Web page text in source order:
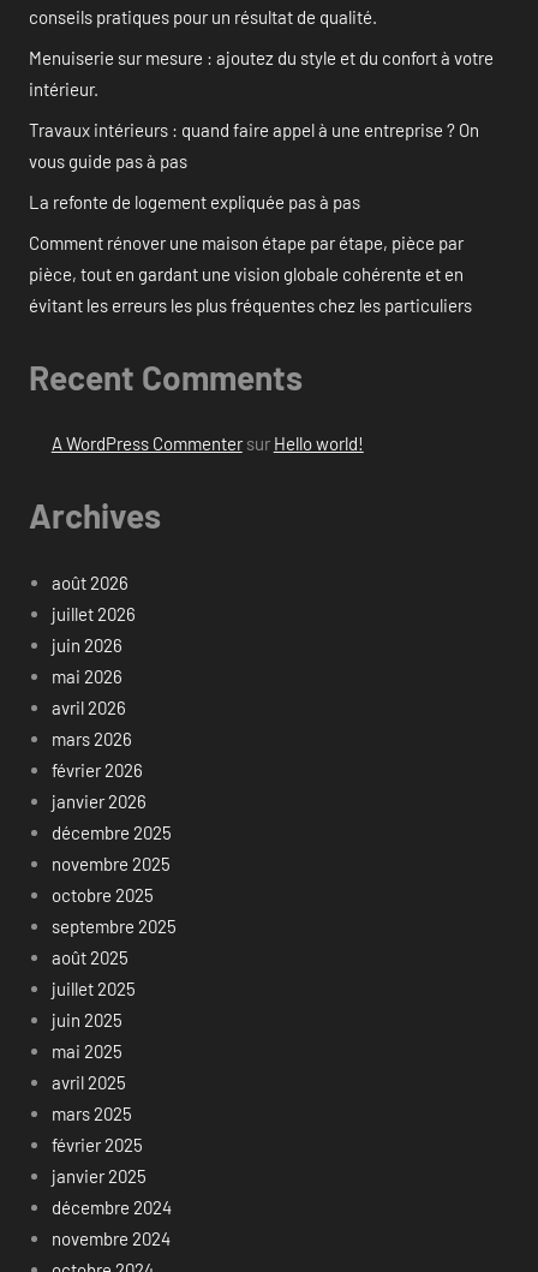
conseils pratiques pour un résultat de qualité.
Menuiserie sur mesure : ajoutez du style et du confort à votre
intérieur.
Travaux intérieurs : quand faire appel à une entreprise ? On
vous guide pas à pas
La refonte de logement expliquée pas à pas
Comment rénover une maison étape par étape, pièce par
pièce, tout en gardant une vision globale cohérente et en
évitant les erreurs les plus fréquentes chez les particuliers
Recent Comments
A WordPress Commentersur Hello world!
Archives
août 2026
juillet 2026
juin 2026
mai 2026
avril 2026
mars 2026
février 2026
janvier 2026
décembre 2025
novembre 2025
octobre 2025
septembre 2025
août 2025
juillet 2025
juin 2025
mai 2025
avril 2025
mars 2025
février 2025
janvier 2025
décembre 2024
novembre 2024